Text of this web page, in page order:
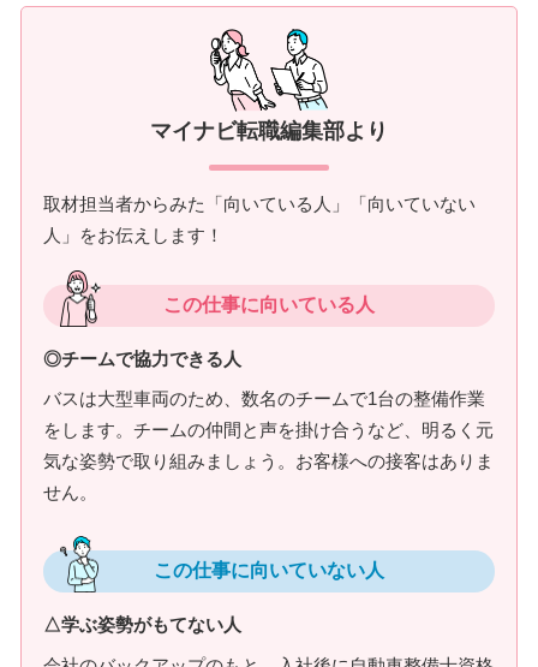
マイナビ転職編集部より
取材担当者からみた「向いている人」「向いていない
人」をお伝えします！
この仕事に向いている人
◎チームで協力できる人
バスは大型車両のため、数名のチームで1台の整備作業
をします。チームの仲間と声を掛け合うなど、明るく元
気な姿勢で取り組みましょう。お客様への接客はありま
せん。
この仕事に向いていない人
△学ぶ姿勢がもてない人